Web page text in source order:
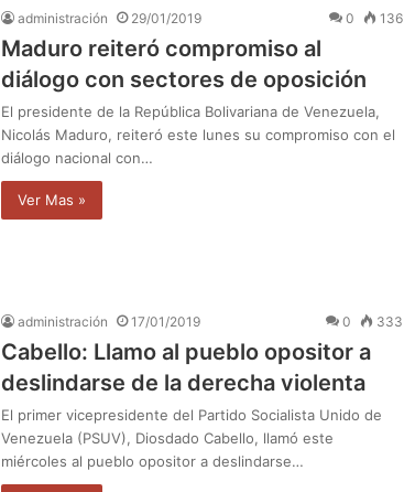
administración 29/01/2019 0 136
Maduro reiteró compromiso al
diálogo con sectores de oposición
El presidente de la República Bolivariana de Venezuela,
Nicolás Maduro, reiteró este lunes su compromiso con el
diálogo nacional con…
Ver Mas »
administración 17/01/2019 0 333
Cabello: Llamo al pueblo opositor a
deslindarse de la derecha violenta
El primer vicepresidente del Partido Socialista Unido de
Venezuela (PSUV), Diosdado Cabello, llamó este
miércoles al pueblo opositor a deslindarse…